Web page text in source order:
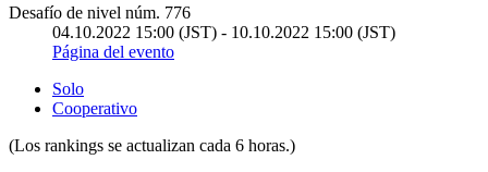
Desafío de nivel núm. 776
04.10.2022 15:00 (JST) - 10.10.2022 15:00 (JST)
Página del evento
Solo
Cooperativo
(Los rankings se actualizan cada 6 horas.)